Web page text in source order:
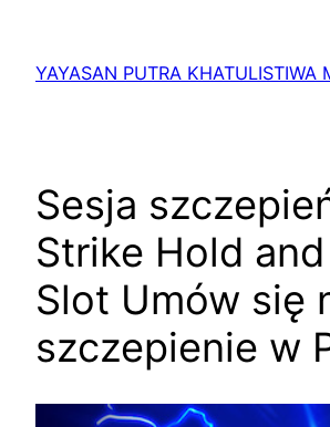
konten
YAYASAN PUTRA KHATULISTIWA
Sesja
Strike Hold
Slot Umów się
szczepienie w